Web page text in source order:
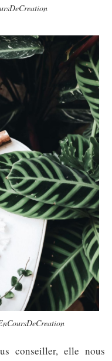
conseiller, elle nous